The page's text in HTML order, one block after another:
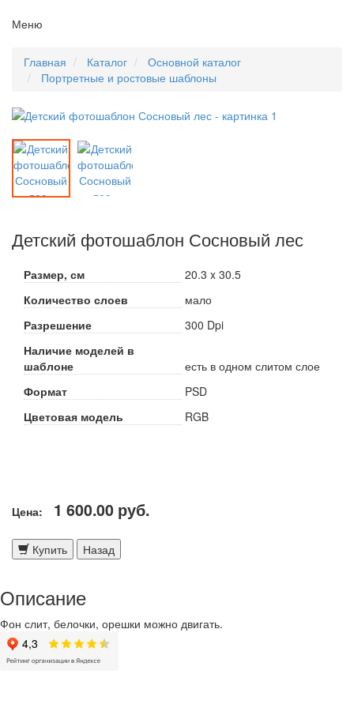
Меню
Главная
Каталог
Основной каталог
Портретные и ростовые шаблоны
Детский фотошаблон Сосновый лес
Размер, см
20.3 x 30.5
Количество слоев
мало
Разрешение
300 Dpi
Наличие моделей в
шаблоне
есть в одном слитом слое
Формат
PSD
Цветовая модель
RGB
Цена: 1 600.00 руб.
Купить Назад
Описание
Фон слит, белочки, орешки можно двигать.